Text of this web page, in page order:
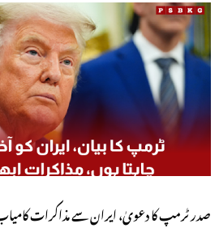
صدر ٹرمپ کا دعویٰ، ایران سے مذاکرات